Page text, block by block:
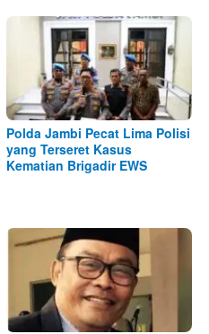
Polda Jambi Pecat Lima Polisi
yang Terseret Kasus
Kematian Brigadir EWS